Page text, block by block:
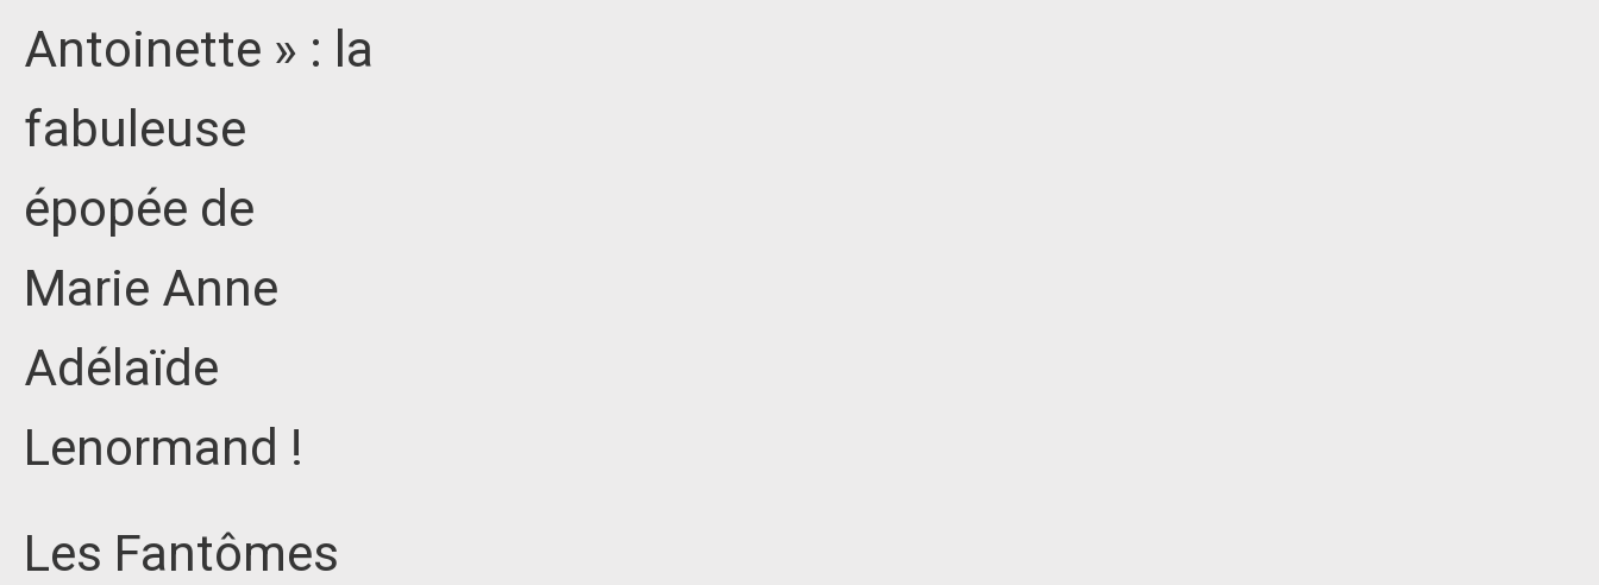
Antoinette » : la
fabuleuse
épopée de
Marie Anne
Adélaïde
Lenormand !
Les Fantômes